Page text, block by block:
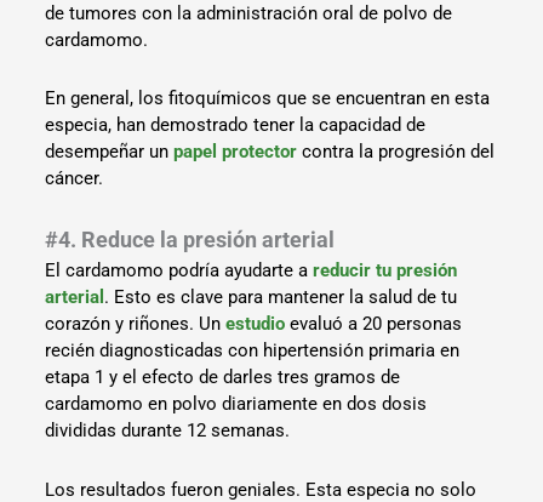
de tumores con la administración oral de polvo de
cardamomo.
En general, los fitoquímicos que se encuentran en esta
especia, han demostrado tener la capacidad de
desempeñar unpapel protector contra la progresión del
cáncer.
#4. Reduce la presión arterial
El cardamomo podría ayudarte areducir tu presión
arterial . Esto es clave para mantener la salud de tu
corazón y riñones. Unestudio evaluó a 20 personas
recién diagnosticadas con hipertensión primaria en
etapa 1 y el efecto de darles tres gramos de
cardamomo en polvo diariamente en dos dosis
divididas durante 12 semanas.
Los resultados fueron geniales. Esta especia no solo